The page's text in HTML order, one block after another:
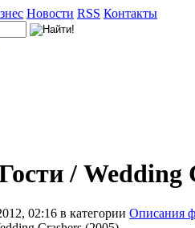
Новости RSS Контакты
/ Wedding
02:16 в категории Описания